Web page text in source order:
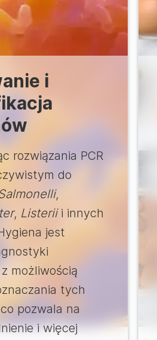
i
rozwiązania PCR
do
,
, Listeriii innych
jest
możliwością
tych
pozwala na
i więcej